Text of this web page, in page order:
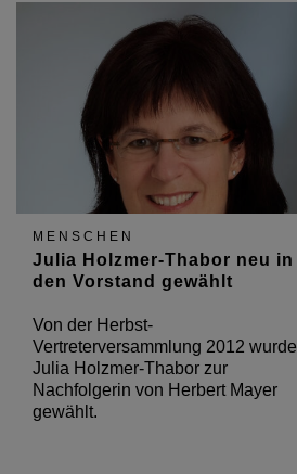
MENSCHEN
Julia Holzmer-Thabor neu in
den Vorstand gewählt
Von der Herbst-
Vertreterversammlung 2012 wurde
Julia Holzmer-Thabor zur
Nachfolgerin von Herbert Mayer
gewählt.